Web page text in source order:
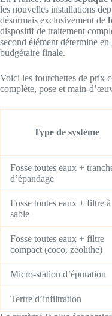
les nouvelles installations
désormais exclusivement de
dispositif de traitement
second élément détermine
budgétaire finale.
Voici les fourchettes de prix
complète, pose et main-
Type de système
Fosse toutes eaux +
d’épandage
Fosse toutes eaux + filtre à
sable
Fosse toutes eaux + filtre
compact (coco, zéolithe)
Micro-station d’épuration
Tertre d’infiltration